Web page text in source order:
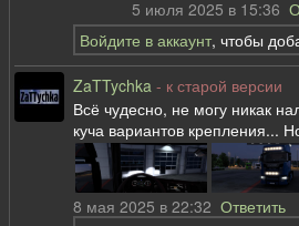
5 июля 2025 в 15:36
Войдите в аккаунт, чтобы
ZaTTychka - к старой версии
Всё чудесно, не могу никак
куча вариантов крепления...
8 мая 2025 в 22:32Ответить